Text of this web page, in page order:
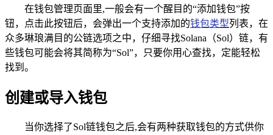
在钱包管理页面里,一般会有一个醒目的“添加钱包”按
钮，点击此按钮后，会弹出一个支持添加的钱包类型列表，在
众多琳琅满目的公链选项之中，仔细寻找Solana（Sol）链，有
些钱包可能会将其简称为“Sol”，只要你用心查找，定能轻松
找到。
创建或导入钱包
当你选择了Sol链钱包之后,会有两种获取钱包的方式供你